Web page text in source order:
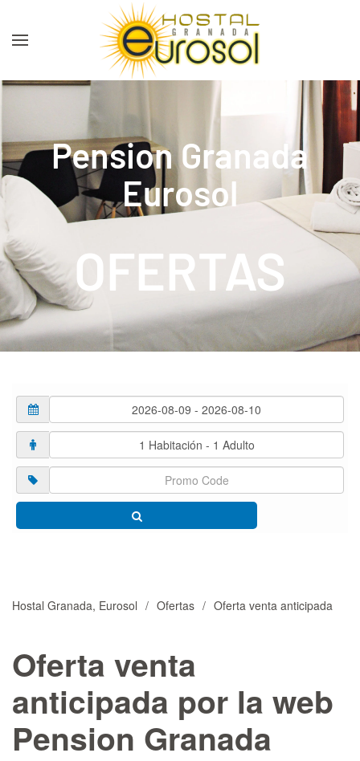
Skip to main content
Pension Granada
Eurosol
OFERTAS
Hostal Granada, Eurosol Ofertas Oferta venta anticipada
Oferta venta
anticipada por la web
Pension Granada